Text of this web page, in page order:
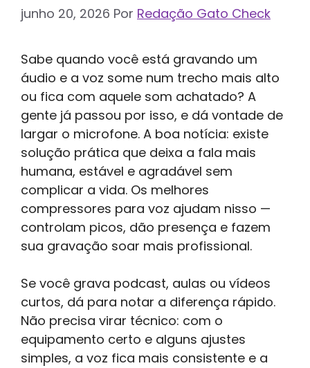
junho 20, 2026 Por Redação Gato Check
Sabe quando você está gravando um
áudio e a voz some num trecho mais alto
ou fica com aquele som achatado? A
gente já passou por isso, e dá vontade de
largar o microfone. A boa notícia: existe
solução prática que deixa a fala mais
humana, estável e agradável sem
complicar a vida. Os melhores
compressores para voz ajudam nisso —
controlam picos, dão presença e fazem
sua gravação soar mais profissional.
Se você grava podcast, aulas ou vídeos
curtos, dá para notar a diferença rápido.
Não precisa virar técnico: com o
equipamento certo e alguns ajustes
simples, a voz fica mais consistente e a